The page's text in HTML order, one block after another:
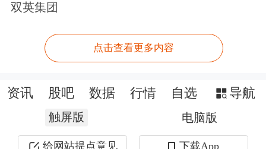
双英集团
点击查看更多内容
资讯 股吧 数据 行情 自选 导航
触屏版 电脑版
给网站提点意见 下载App